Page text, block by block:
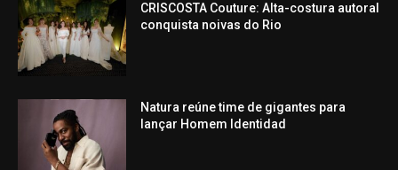
CRISCOSTA Couture: Alta-costura autoral
conquista noivas do Rio
Natura reúne time de gigantes para
lançar Homem Identidad